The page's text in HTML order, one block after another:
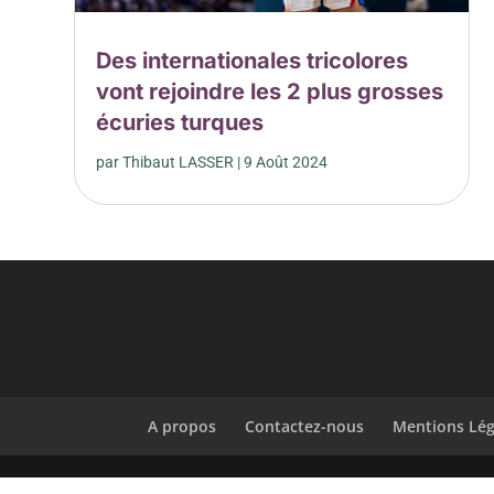
Des internationales tricolores
vont rejoindre les 2 plus grosses
écuries turques
parThibaut LASSER |9 Août 2024
A propos Contactez-nous Mentions